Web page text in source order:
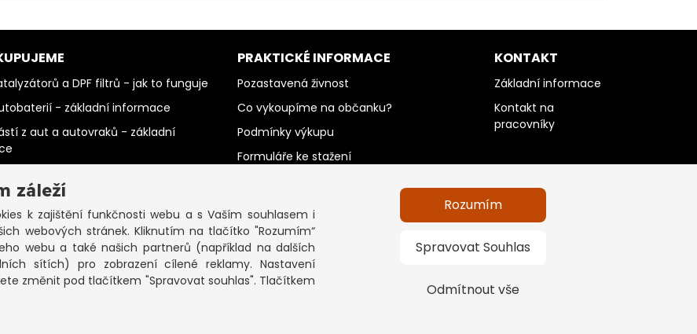
a DPF filtrů - jak to funguje
- základní informace
z aut a autovraků - základní
šrotu a mobilů - základní informace
- základní informace
- základní informace
PRAKTICKÉ INFORMACE
Pozastavená živnost
Co vykoupíme na občanku?
Podmínky výkupu
Formuláře ke stažení
Ochrana osobních údajů a informace
cookies
KONTAKT
Základní informace
Kontakt na
pracovníky
záleží
k zajištění funkčnosti webu a s Vaším souhlasem i
webových stránek. Kliknutím na tlačítko "Rozumím“
webu a také našich partnerů (například na dalších
sítích) pro zobrazení cílené reklamy. Nastavení
změnit pod tlačítkem "Spravovat souhlas". Tlačítkem
Rozumím
Spravovat Souhlas
Odmítnout vše